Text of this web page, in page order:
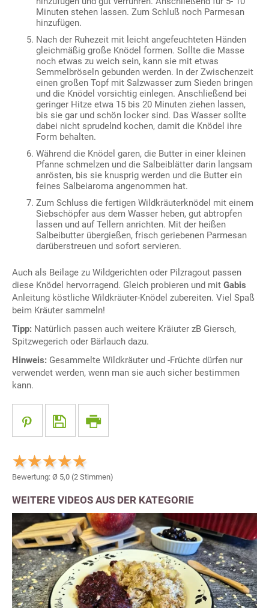
Minuten stehen lassen. Zum Schluß noch Parmesan
hinzufügen.
Nach der Ruhezeit mit leicht angefeuchteten Händen
gleichmäßig große Knödel formen. Sollte die Masse
noch etwas zu weich sein, kann sie mit etwas
Semmelbröseln gebunden werden. In der Zwischenzeit
einen großen Topf mit Salzwasser zum Sieden bringen
und die Knödel vorsichtig einlegen. Anschließend bei
geringer Hitze etwa 15 bis 20 Minuten ziehen lassen,
bis sie gar und schön locker sind. Das Wasser sollte
dabei nicht sprudelnd kochen, damit die Knödel ihre
Form behalten.
Während die Knödel garen, die Butter in einer kleinen
Pfanne schmelzen und die Salbeiblätter darin langsam
anrösten, bis sie knusprig werden und die Butter ein
feines Salbeiaroma angenommen hat.
Zum Schluss die fertigen Wildkräuterknödel mit einem
Siebschöpfer aus dem Wasser heben, gut abtropfen
lassen und auf Tellern anrichten. Mit der heißen
Salbeibutter übergießen, frisch geriebenen Parmesan
darüberstreuen und sofort servieren.
Auch als Beilage zu Wildgerichten oder Pilzragout passen
diese Knödel hervorragend. Gleich probieren und mit Gabis
Anleitung köstliche Wildkräuter-Knödel zubereiten. Viel Spaß
beim Kräuter sammeln!
Tipp: Natürlich passen auch weitere Kräiuter zB Giersch,
Spitzwegerich oder Bärlauch dazu.
Hinweis: Gesammelte Wildkräuter und -Früchte dürfen nur
verwendet werden, wenn man sie auch sicher bestimmen
kann.
Bewertung: Ø 5,0 (2 Stimmen)
WEITERE VIDEOS AUS DER KATEGORIE